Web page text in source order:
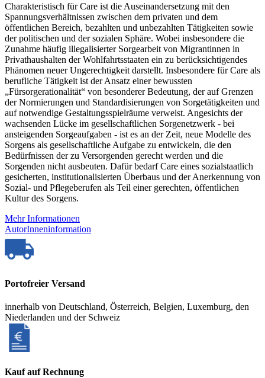
Charakteristisch für Care ist die Auseinandersetzung mit den
Spannungsverhältnissen zwischen dem privaten und dem
öffentlichen Bereich, bezahlten und unbezahlten Tätigkeiten sowie
der politischen und der sozialen Sphäre. Wobei insbesondere die
Zunahme häufig illegalisierter Sorgearbeit von Migrantinnen in
Privathaushalten der Wohlfahrtsstaaten ein zu berücksichtigendes
Phänomen neuer Ungerechtigkeit darstellt. Insbesondere für Care als
berufliche Tätigkeit ist der Ansatz einer bewussten
„Fürsorgerationalität“ von besonderer Bedeutung, der auf Grenzen
der Normierungen und Standardisierungen von Sorgetätigkeiten und
auf notwendige Gestaltungsspielräume verweist. Angesichts der
wachsenden Lücke im gesellschaftlichen Sorgenetzwerk - bei
ansteigenden Sorgeaufgaben - ist es an der Zeit, neue Modelle des
Sorgens als gesellschaftliche Aufgabe zu entwickeln, die den
Bedürfnissen der zu Versorgenden gerecht werden und die
Sorgenden nicht ausbeuten. Dafür bedarf Care eines sozialstaatlich
gesicherten, institutionalisierten Überbaus und der Anerkennung von
Sozial- und Pflegeberufen als Teil einer gerechten, öffentlichen
Kultur des Sorgens.
Mehr Informationen
AutorInneninformation
Portofreier Versand
innerhalb von Deutschland, Österreich, Belgien, Luxemburg, den
Niederlanden und der Schweiz
Kauf auf Rechnung